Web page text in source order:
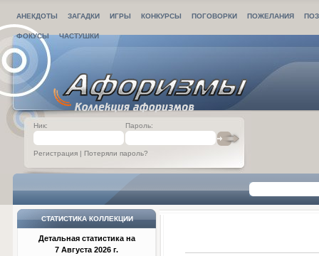
АНЕКДОТЫ ЗАГАДКИ ИГРЫ КОНКУРСЫ ПОГОВОРКИ ПОЖЕЛАНИЯ
ФОКУСЫ ЧАСТУШКИ
Ник: Пароль:
Регистрация | Потеряли пароль?
СТАТИСТИКА КОЛЛЕКЦИИ
Детальная статистика на
7 Августа 2026 г.